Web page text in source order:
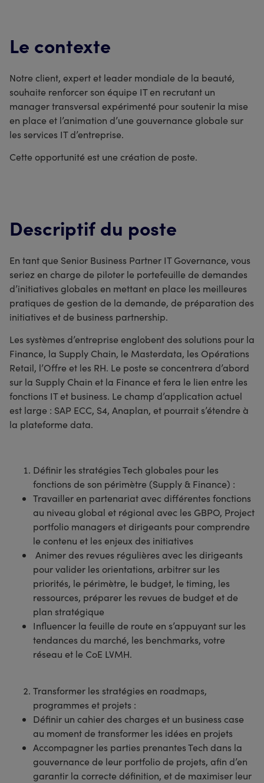
Le contexte
Notre client, expert et leader mondiale de la beauté,
souhaite renforcer son équipe IT en recrutant un
manager transversal expérimenté pour soutenir la mise
en place et l’animation d’une gouvernance globale sur
les services IT d’entreprise.
Cette opportunité est une création de poste.
Descriptif du poste
En tant que Senior Business Partner IT Governance, vous
seriez en charge de piloter le portefeuille de demandes
d’initiatives globales en mettant en place les meilleures
pratiques de gestion de la demande, de préparation des
initiatives et de business partnership.
Les systèmes d’entreprise englobent des solutions pour la
Finance, la Supply Chain, le Masterdata, les Opérations
Retail, l’Offre et les RH. Le poste se concentrera d’abord
sur la Supply Chain et la Finance et fera le lien entre les
fonctions IT et business. Le champ d’application actuel
est large : SAP ECC, S4, Anaplan, et pourrait s’étendre à
la plateforme data.
Définir les stratégies Tech globales pour les
fonctions de son périmètre (Supply & Finance) :
Travailler en partenariat avec différentes fonctions
au niveau global et régional avec les GBPO, Project
portfolio managers et dirigeants pour comprendre
le contenu et les enjeux des initiatives
Animer des revues régulières avec les dirigeants
pour valider les orientations, arbitrer sur les
priorités, le périmètre, le budget, le timing, les
ressources, préparer les revues de budget et de
plan stratégique
Influencer la feuille de route en s’appuyant sur les
tendances du marché, les benchmarks, votre
réseau et le CoE LVMH.
Transformer les stratégies en roadmaps,
programmes et projets :
Définir un cahier des charges et un business case
au moment de transformer les idées en projets
Accompagner les parties prenantes Tech dans la
gouvernance de leur portfolio de projets, afin d’en
garantir la correcte définition, et de maximiser leur